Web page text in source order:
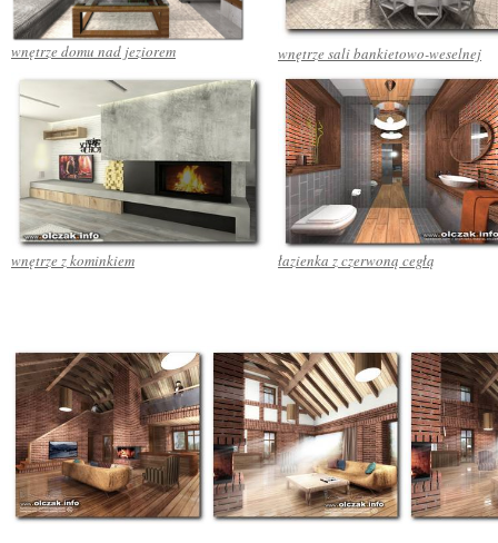
wnętrze domu nad jeziorem wnętrze sali bankietowo-weselnej
wnętrze z kominkiem łazienka z czerwoną cegłą